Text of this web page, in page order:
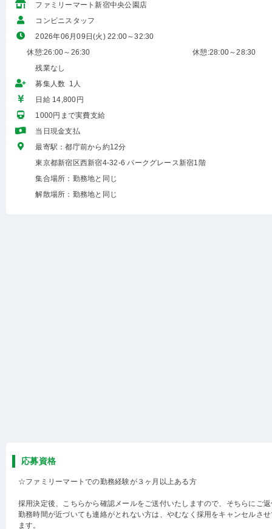
ファミリーマート新宿中央公園店
コンビニスタッフ
2026年06月09日(火) 22:00～32:30
休憩:26:00～26:30
休憩:28:00～28:30
残業なし
募集人数 1人
日給 14,800円
1000円まで実費支給
当日現金支払
最寄駅：都庁前から約12分
東京都新宿区西新宿4-32-6 パークグレース新宿1階
集合場所：勤務地と同じ
解散場所：勤務地と同じ
応募資格
☆ファミリーマートでの勤務経験が３ヶ月以上ある方
採用決定後、こちらから確認メールをご送付いたしますので、そちらにご
勤務時間が近づいても連絡がとれない方は、やむなく採用をキャンセルさ
ます。